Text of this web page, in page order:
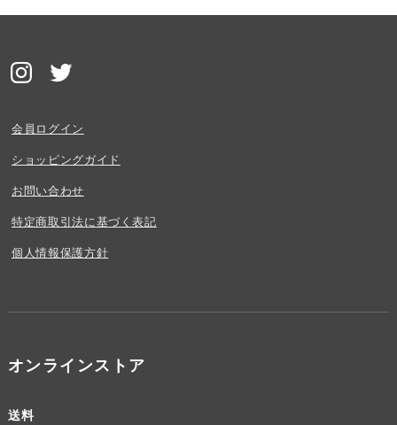
会員ログイン
ショッピングガイド
お問い合わせ
特定商取引法に基づく表記
個人情報保護方針
オンラインストア
送料